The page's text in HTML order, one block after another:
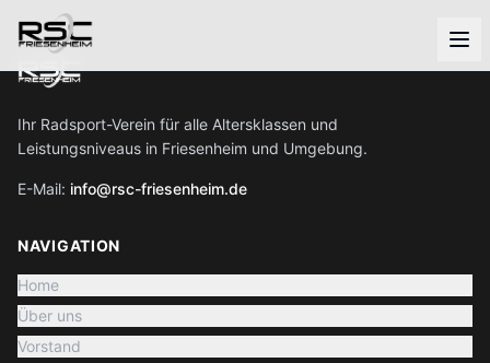
Ihr Radsport-Verein für alle Altersklassen und
Leistungsniveaus in Friesenheim und Umgebung.
E-Mail: info@rsc-friesenheim.de
NAVIGATION
Home
Über uns
Vorstand